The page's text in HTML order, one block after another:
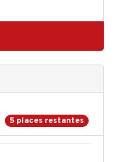
5 places restantes